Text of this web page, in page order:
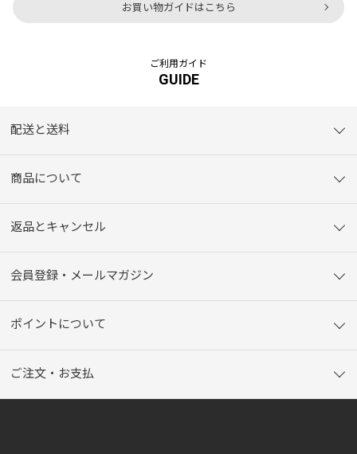
お買い物ガイドはこちら
ご利用ガイド
GUIDE
配送と送料
商品について
返品とキャンセル
会員登録・メールマガジン
ポイントについて
ご注文・お支払